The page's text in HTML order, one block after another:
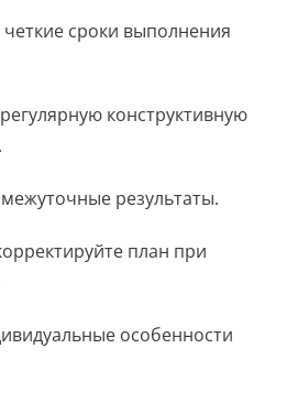
сроки выполнения
конструктивную
результаты.
план при
особенности